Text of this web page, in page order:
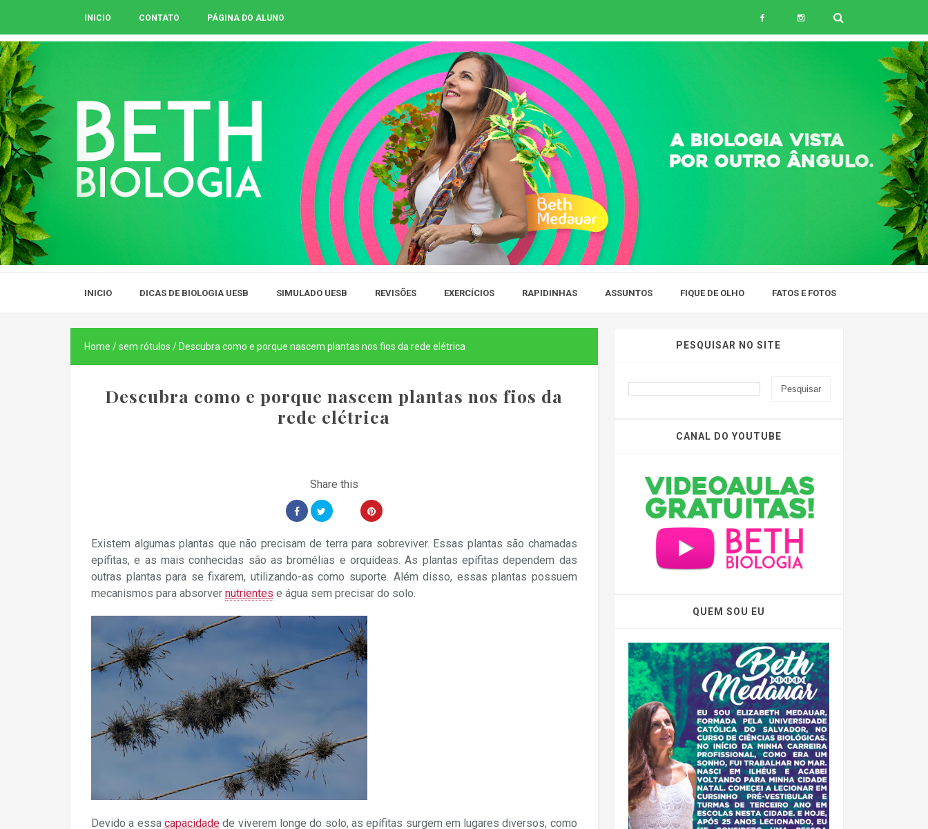
INICIO CONTATO PÁGINA DO ALUNO
INICIO DICAS DE BIOLOGIA UESB SIMULADO UESB REVISÕES EXERCÍCIOS RAPIDINHAS ASSUNTOS FIQUE DE OLHO FATOS E FOTOS
Home /sem rótulos / Descubra como e porque nascem plantas nos fios da rede elétrica
Descubra como e porque nascem plantas nos fios da
rede elétrica
Existem algumas plantas que não precisam de terra para sobreviver. Essas plantas são chamadas
epífitas, e as mais conhecidas são as bromélias e orquídeas. As plantas epífitas dependem das
outras plantas para se fixarem, utilizando-as como suporte. Além disso, essas plantas possuem
mecanismos para absorver nutrientes e água sem precisar do solo.
Devido a essa capacidadede viverem longe do solo, as epífitas surgem em lugares diversos, como
PESQUISAR NO SITE
CANAL DO YOUTUBE
QUEM SOU EU